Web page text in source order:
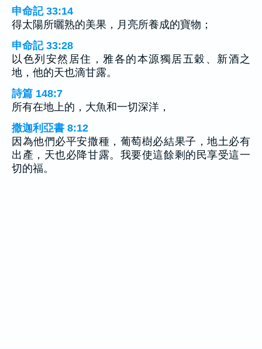
申命記 33:14
得太陽所曬熟的美果，月亮所養成的寶物；
申命記 33:28
以色列安然居住，雅各的本源獨居五穀、新酒之
地，他的天也滴甘露。
詩篇 148:7
所有在地上的，大魚和一切深洋，
撒迦利亞書 8:12
因為他們必平安撒種，葡萄樹必結果子，地土必有
出產，天也必降甘露。我要使這餘剩的民享受這一
切的福。